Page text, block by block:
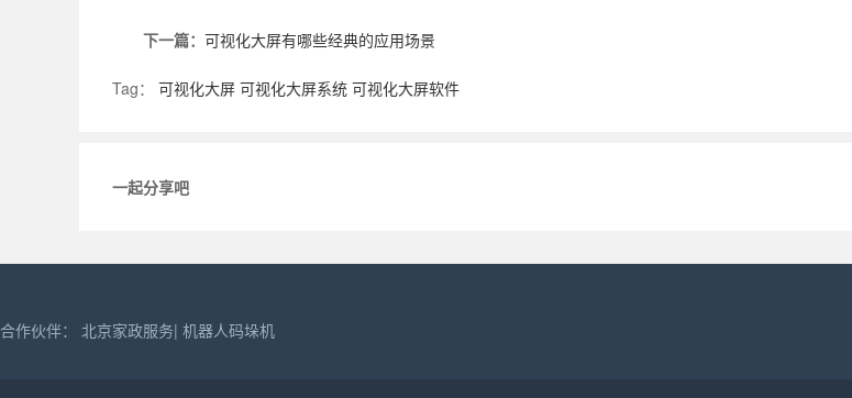
下一篇： 可视化大屏有哪些经典的应用场景
Tag： 可视化大屏 可视化大屏系统 可视化大屏软件
一起分享吧
合作伙伴： 北京家政服务| 机器人码垛机